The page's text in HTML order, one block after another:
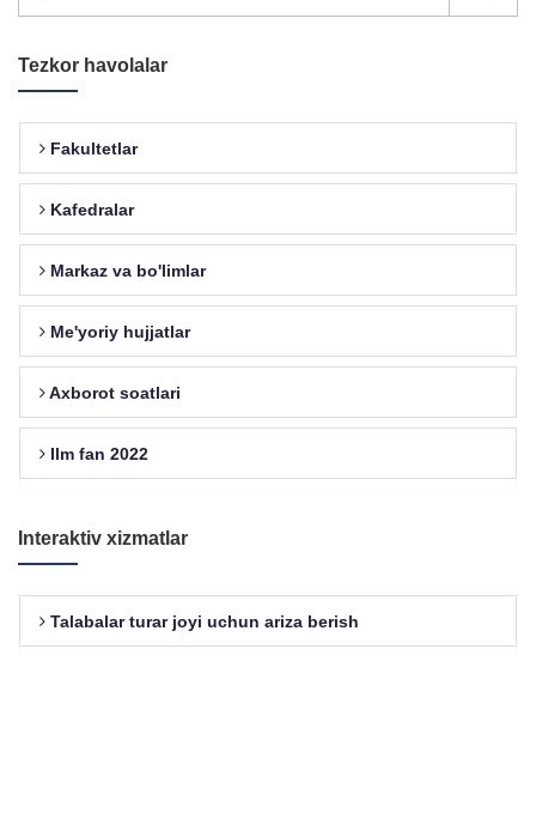
Tezkor havolalar
Fakultetlar
Kafedralar
Markaz va bo'limlar
Me'yoriy hujjatlar
Axborot soatlari
Ilm fan 2022
Interaktiv xizmatlar
Talabalar turar joyi uchun ariza berish